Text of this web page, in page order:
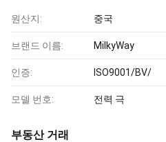
원산지: 중국
브랜드 이름: MilkyWay
인증: ISO9001/BV/
모델 번호: 전력 극
부동산 거래